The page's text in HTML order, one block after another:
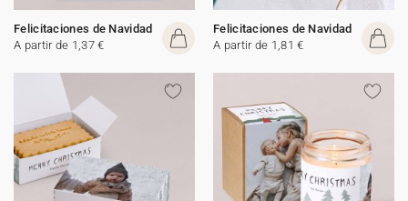
Felicitaciones de Navidad
A partir de 1,37 €
Felicitaciones de Navidad
A partir de 1,81 €